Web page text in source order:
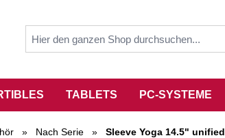
TABLETS PC-SYSTEME
» Nach Serie » Sleeve Yoga 14.5" unified